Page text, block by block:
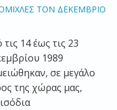
ΤΟΝ ΔΕΚΕΜΒΡΙΟ
14 έως τις 23
1989
σε μεγάλο
της χώρας μας,